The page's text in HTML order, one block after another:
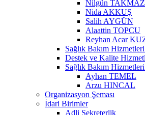
Nilgün TAKMAZ
Nida AKKUŞ
Salih AYGÜN
Alaattin TOPCU
Reyhan Acar
Sağlık Bakım
Destek ve Kalite
Sağlık Bakım
Ayhan TEMEL
Arzu HINCAL
Organizasyon Şeması
İdari Birimler
Adli Sekreterlik